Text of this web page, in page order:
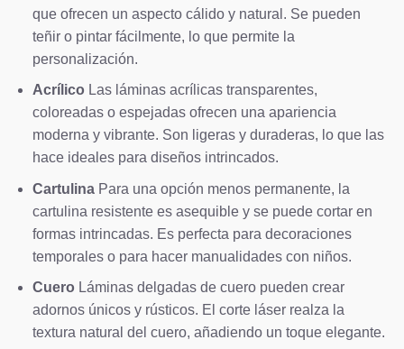
que ofrecen un aspecto cálido y natural. Se pueden
teñir o pintar fácilmente, lo que permite la
personalización.
Acrílico Las láminas acrílicas transparentes,
coloreadas o espejadas ofrecen una apariencia
moderna y vibrante. Son ligeras y duraderas, lo que las
hace ideales para diseños intrincados.
CartulinaPara una opción menos permanente, la
cartulina resistente es asequible y se puede cortar en
formas intrincadas. Es perfecta para decoraciones
temporales o para hacer manualidades con niños.
Cuero Láminas delgadas de cuero pueden crear
adornos únicos y rústicos. El corte láser realza la
textura natural del cuero, añadiendo un toque elegante.